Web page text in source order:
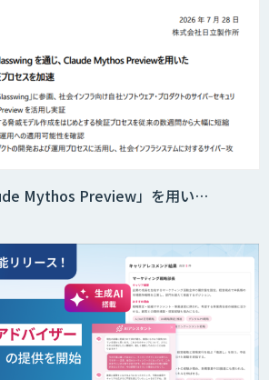
Mythos Preview」を用い…